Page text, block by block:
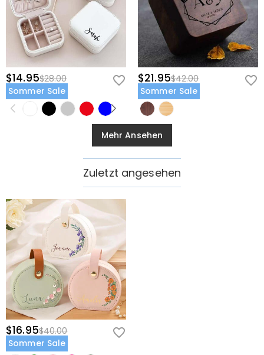
$14.95$28.00
Sommer Sale
$21.95$42.00
Sommer Sale
Mehr Ansehen
Zuletzt angesehen
$16.95$40.00
Sommer Sale